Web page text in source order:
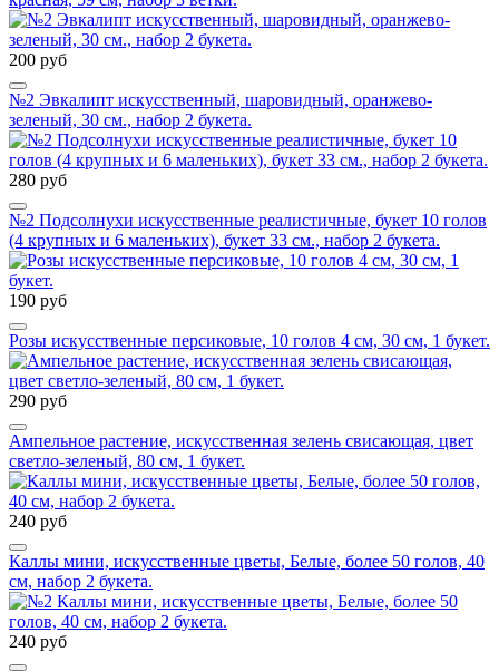
200 руб
№2 Эвкалипт искусственный, шаровидный, оранжево-
зеленый, 30 см., набор 2 букета.
280 руб
№2 Подсолнухи искусственные реалистичные, букет 10 голов
(4 крупных и 6 маленьких), букет 33 см., набор 2 букета.
190 руб
Розы искусственные персиковые, 10 голов 4 см, 30 см, 1 букет.
290 руб
Ампельное растение, искусственная зелень свисающая, цвет
светло-зеленый, 80 см, 1 букет.
240 руб
Каллы мини, искусственные цветы, Белые, более 50 голов, 40
см, набор 2 букета.
240 руб